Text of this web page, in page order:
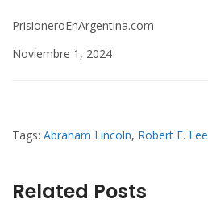
PrisioneroEnArgentina.com
Noviembre 1, 2024
Tags: Abraham Lincoln, Robert E. Lee
Related Posts